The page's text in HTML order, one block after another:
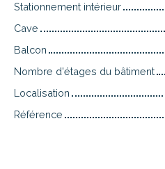
Stationnement intérieur
Cave
Balcon
Nombre d'étages du bâtiment
Localisation
Référence